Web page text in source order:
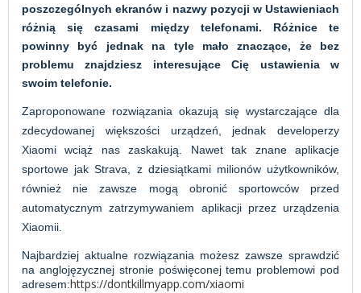
poszczególnych ekranów i nazwy pozycji w Ustawieniach
różnią się czasami między telefonami. Różnice te
powinny być jednak na tyle mało znaczące, że bez
problemu znajdziesz interesujące Cię ustawienia w
swoim telefonie.
Zaproponowane rozwiązania okazują się wystarczające dla
zdecydowanej większości urządzeń, jednak developerzy
Xiaomi wciąż nas zaskakują. Nawet tak znane aplikacje
sportowe jak Strava, z dziesiątkami milionów użytkowników,
również nie zawsze mogą obronić sportowców przed
automatycznym zatrzymywaniem aplikacji przez urządzenia
Xiaomii.
Najbardziej aktualne rozwiązania możesz zawsze sprawdzić
na anglojęzycznej stronie poświęconej temu problemowi pod
adresem:https://dontkillmyapp.com/xiaomi